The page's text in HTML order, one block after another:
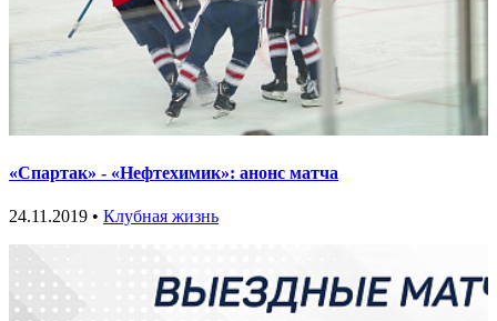
«Спартак» - «Нефтехимик»: анонс матча
24.11.2019 • Клубная жизнь